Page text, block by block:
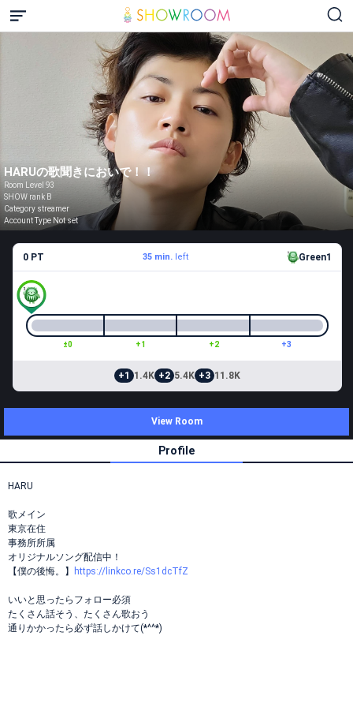
HARUの歌聞きにおいで！！
Room Level 93
SHOW rank B
Category streamer
Account Type Not set
0 PT 35 min. left Green1
±0 +1 +2 +3
+1 1.4K +2 5.4K +3 11.8K
View Room
Profile
HARU
歌メイン
東京在住
事務所所属
オリジナルソング配信中！
【僕の後悔。】
https://linkco.re/Ss1dcTfZ
いいと思ったらフォロー必須
たくさん話そう、たくさん歌おう
通りかかったら必ず話しかけて(*^^*)